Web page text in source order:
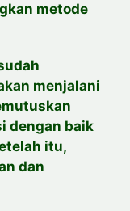
metode
menjalani
dengan baik
itu,
dan